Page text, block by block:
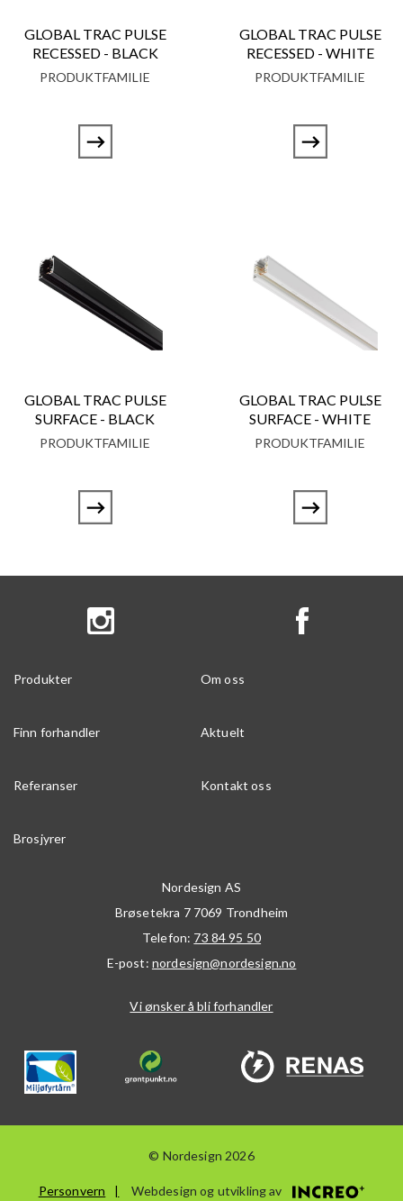
GLOBAL TRAC PULSE
RECESSED - BLACK
PRODUKTFAMILIE
GLOBAL TRAC PULSE
RECESSED - WHITE
PRODUKTFAMILIE
GLOBAL TRAC PULSE
SURFACE - BLACK
PRODUKTFAMILIE
GLOBAL TRAC PULSE
SURFACE - WHITE
PRODUKTFAMILIE
Produkter Om oss
Finn forhandler Aktuelt
Referanser Kontakt oss
Brosjyrer
Nordesign AS
Brøsetekra 7 7069 Trondheim
Telefon: 73 84 95 50
E-post: nordesign@nordesign.no
Vi ønsker å bli forhandler
© Nordesign 2026
Personvern Webdesign og utvikling av